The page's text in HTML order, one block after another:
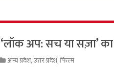
अप: सच या सज़ा’ का
अन्य प्रदेश,उत्तर प्रदेश,फिल्म